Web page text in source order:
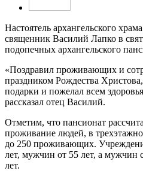
Настоятель архангельского
священник Василий Лапко в
подопечных архангельского
«Поздравил проживающих и
праздником Рождества
подарки и пожелал всем
рассказал отец Василий.
Отметим, что пансионат
проживание людей, в
до 250 проживающих.
лет, мужчин от 55 лет, а
лет.